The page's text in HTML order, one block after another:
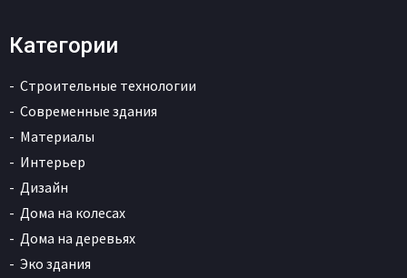
Категории
Строительные технологии
Современные здания
Материалы
Интерьер
Дизайн
Дома на колесах
Дома на деревьях
Эко здания